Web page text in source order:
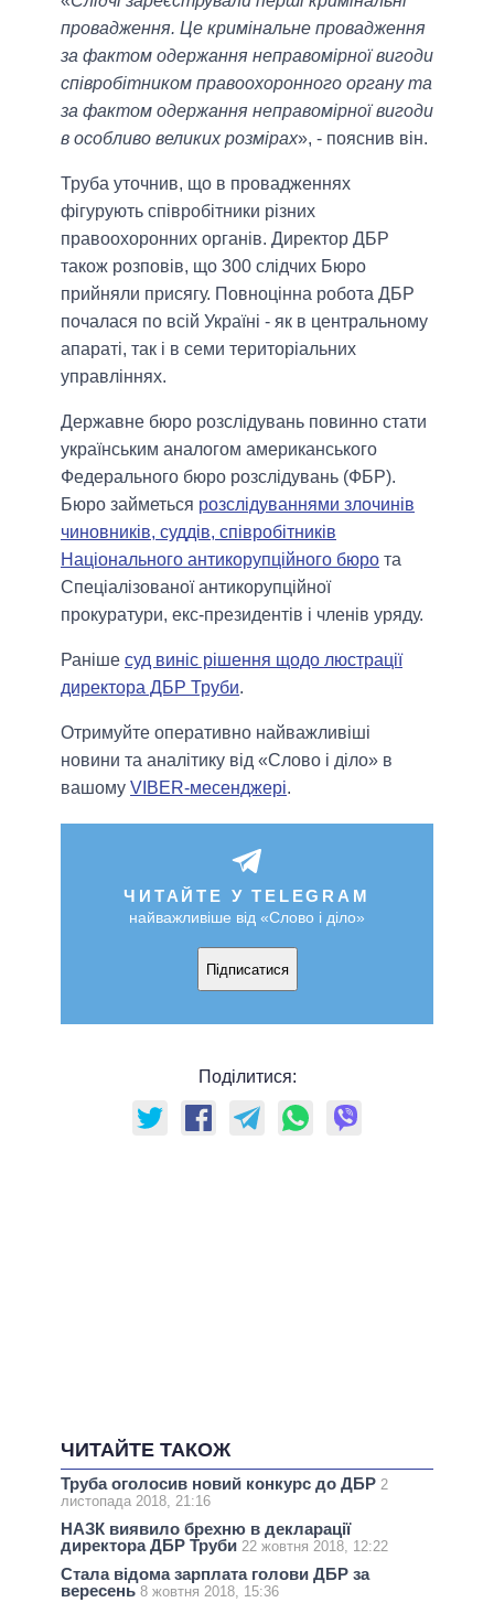
провадження. Це кримінальне провадження
за фактом одержання неправомірної вигоди
співробітником правоохоронного органу та
за фактом одержання неправомірної вигоди
в особливо великих розмірах», - пояснив він.
Труба уточнив, що в провадженнях
фігурують співробітники різних
правоохоронних органів. Директор ДБР
також розповів, що 300 слідчих Бюро
прийняли присягу. Повноцінна робота ДБР
почалася по всій Україні - як в центральному
апараті, так і в семи територіальних
управліннях.
Державне бюро розслідувань повинно стати
українським аналогом американського
Федерального бюро розслідувань (ФБР).
Бюро займеться розслідуваннями злочинів
чиновників, суддів, співробітників
Національного антикорупційного бюро та
Спеціалізованої антикорупційної
прокуратури, екс-президентів і членів уряду.
Раніше суд виніс рішення щодо люстрації
директора ДБР Труби.
Отримуйте оперативно найважливіші
новини та аналітику від «Слово і діло» в
вашому VIBER-месенджері.
ЧИТАЙТЕ У TELEGRAM
найважливіше від «Слово і діло»
Підписатися
Поділитися:
ЧИТАЙТЕ ТАКОЖ
Труба оголосив новий конкурс до ДБР 2
листопада 2018, 21:16
НАЗК виявило брехню в декларації
директора ДБР Труби 22 жовтня 2018, 12:22
Стала відома зарплата голови ДБР за
вересень 8 жовтня 2018, 15:36